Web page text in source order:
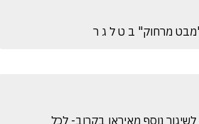
מרחוק" ב ט ל ג ר